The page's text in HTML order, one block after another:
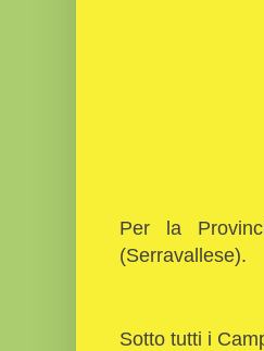
Per la
(Serravallese).
Sotto tutti i